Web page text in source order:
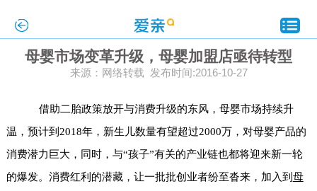
母婴市场变革升级，母婴加盟店亟待转型
来源：网络转载 发布时间:2016-10-27
借助二胎政策放开与消费升级的东风，母婴市场持续升
温，预计到2018年，新生儿数量有望超过2000万，对母婴产品的
消费潜力巨大，同时，与“孩子”有关的产业链也都将迎来新一轮
的爆发。消费红利的潜藏，让一批批创业者纷至沓来，加入到 母